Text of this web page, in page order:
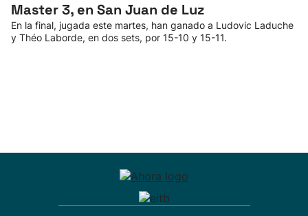
Master 3, en San Juan de Luz
En la final, jugada este martes, han ganado a Ludovic Laduche
y Théo Laborde, en dos sets, por 15-10 y 15-11.